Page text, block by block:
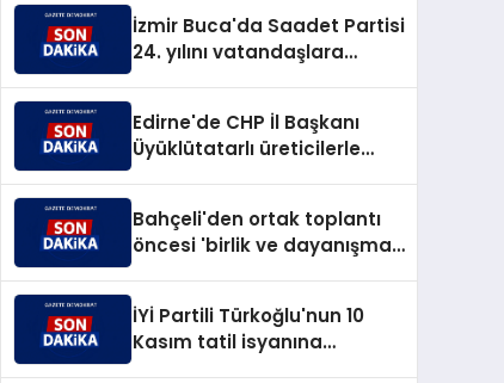
İzmir Buca'da Saadet Partisi
24. yılını vatandaşlara
Edirne'de CHP İl Başkanı
Üyüklütatarlı üreticilerle
Bahçeli'den ortak toplantı
öncesi 'birlik ve dayanışma'
İYİ Partili Türkoğlu'nun 10
Kasım tatil isyanına